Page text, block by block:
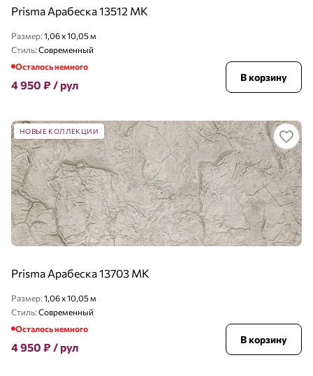
Prisma Арабеска 13512 MK
Размер: 1,06 x 10,05 м
Стиль: Современный
Осталось немного
4 950 ₽ / рул
В корзину
НОВЫЕ КОЛЛЕКЦИИ
Prisma Арабеска 13703 MK
Размер: 1,06 x 10,05 м
Стиль: Современный
Осталось немного
4 950 ₽ / рул
В корзину